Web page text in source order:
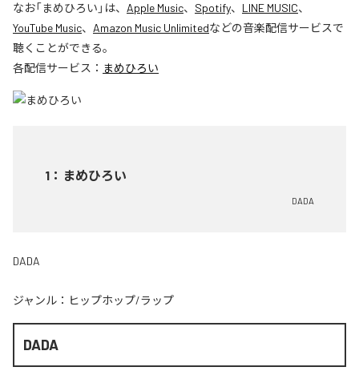
なお「まめひろい 」は、 Apple Music、 Spotify、 LINE MUSIC、
YouTube Music、 Amazon Music Unlimitedなどの音楽配信サービスで
聴くことができる。
各配信サービス： まめひろい
1 ： まめひろい
DADA
DADA
ジャンル： ヒップホップ/ラップ
DADA